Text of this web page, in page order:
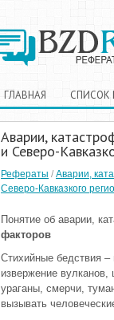
ГЛАВНАЯ СПИСОК
Аварии,
и Северо-
Рефераты / Аварии,
Северо-Кавказкого
Понятие об аварии,
факторов
Стихийные бедствия –
извержение
ураганы, смерчи,
вызывать